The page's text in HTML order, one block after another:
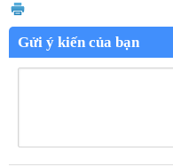
Gửi ý kiến của bạn